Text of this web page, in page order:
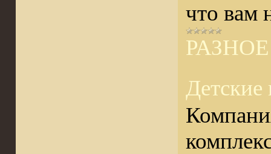
что вам
РАЗНОЕ